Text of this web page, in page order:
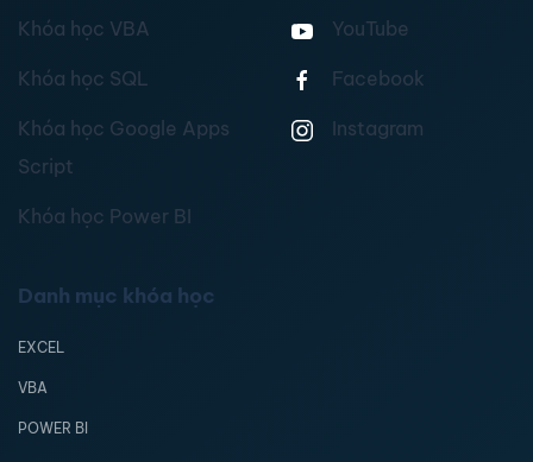
Khóa học VBA
Khóa học SQL
Khóa học Google Apps
Script
Khóa học Power BI
YouTube
Facebook
Instagram
Danh mục khóa học
EXCEL
VBA
POWER BI